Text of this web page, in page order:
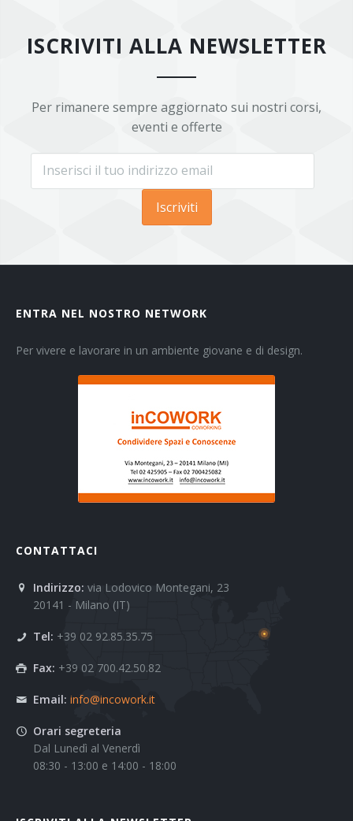
ISCRIVITI ALLA NEWSLETTER
Per rimanere sempre aggiornato sui nostri corsi,
eventi e offerte
Iscriviti
ENTRA NEL NOSTRO NETWORK
Per vivere e lavorare in un ambiente giovane e di design.
CONTATTACI
Indirizzo: via Lodovico Montegani, 23
20141 - Milano (IT)
Tel: +39 02 92.85.35.75
Fax: +39 02 700.42.50.82
Email: info@incowork.it
Orari segreteria
Dal Lunedì al Venerdì
08:30 - 13:00 e 14:00 - 18:00